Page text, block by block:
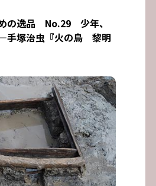
の逸品 No.29 少年、
塚治虫『火の鳥 黎明